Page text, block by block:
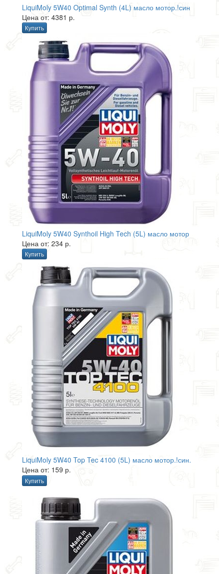
LiquiMoly 5W40 Optimal Synth (4L) масло мотор.!син
Цена от: 4381 р.
Купить
LiquiMoly 5W40 Synthoil High Tech (5L) масло мотор
Цена от: 234 р.
Купить
LiquiMoly 5W40 Top Tec 4100 (5L) масло мотор.!син.
Цена от: 159 р.
Купить